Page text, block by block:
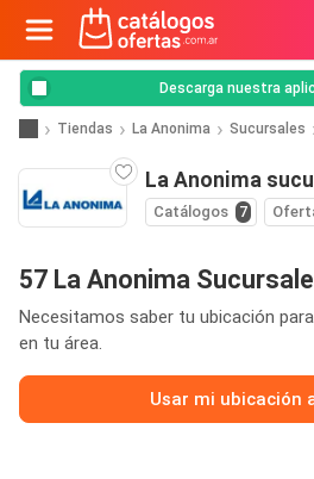
Descarga nuestra
Tiendas La Anonima Sucursales
La Anonima
Catálogos 7
57 La Anonima
Necesitamos saber tu ubicación
en tu área.
Usar mi ubicación